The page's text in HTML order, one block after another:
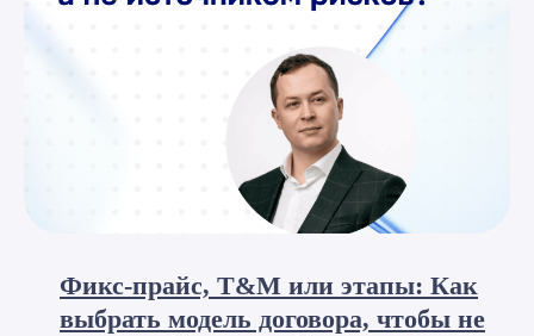
Фикс-прайс, T&M или этапы: Как
выбрать модель договора, чтобы не